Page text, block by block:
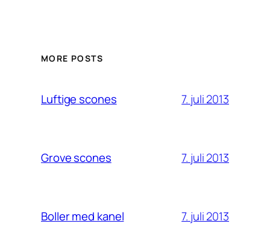
MORE POSTS
Luftige scones 7. juli 2013
Grove scones 7. juli 2013
Boller med kanel 7. juli 2013